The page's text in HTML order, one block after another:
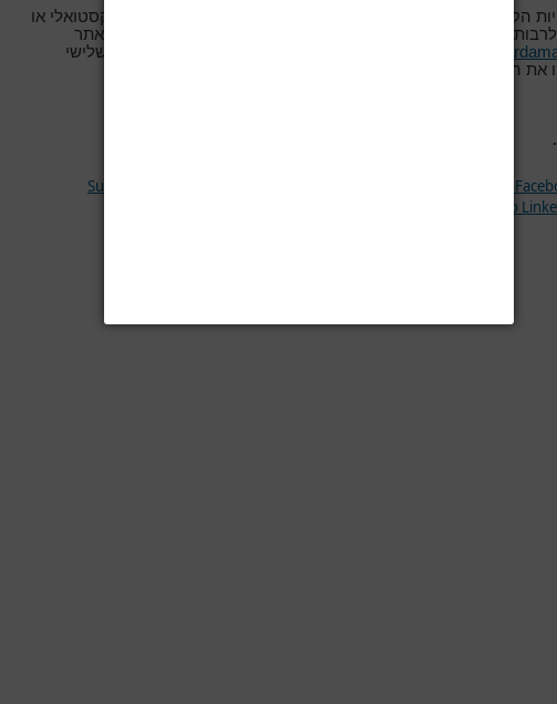
הקניין הרוחני באתר, בתכניו ובעיצובו, בין אם המדובר בתוכן טקסטואלי או
סימנים מסחריים, תמונות או סרטוני וידאו), שייכות במלואן לאתר
אין להעתיק, להציג, להפיץ, לשכפל או למסור לצד שלישי
את האתר או תכניו ללא קבלת הסכמת בעלי האתר מראש ובכתב